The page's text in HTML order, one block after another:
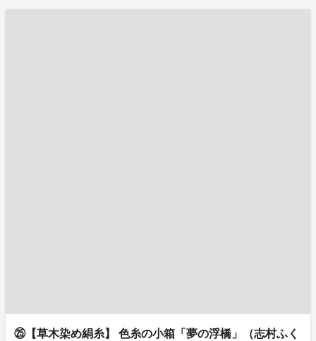
㉕【草木染め絹糸】 色糸の小箱「夢の浮橋」（志村ふく